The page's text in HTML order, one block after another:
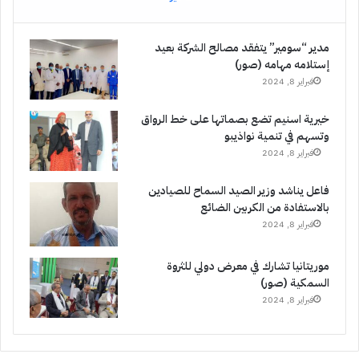
مدير “سومير” يتفقد مصالح الشركة بعيد
إستلامه مهامه (صور)
فبراير 8, 2024
خيرية اسنيم تضع بصماتها على خط الرواق
وتسهم في تنمية نواذيبو
فبراير 8, 2024
فاعل يناشد وزير الصيد السماح للصيادين
بالاستفادة من الكربين الضائع
فبراير 8, 2024
موريتانيا تشارك في معرض دولي للثروة
السمكية (صور)
فبراير 8, 2024